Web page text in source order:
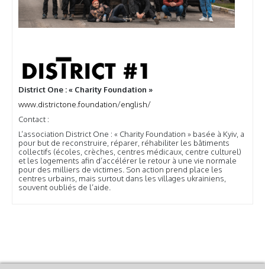
District One : « Charity Foundation »
www.districtone.foundation/english/
Contact :
L’association District One : « Charity Foundation » basée à Kyiv, a
pour but de reconstruire, réparer, réhabiliter les bâtiments
collectifs (écoles, crèches, centres médicaux, centre culturel)
et les logements afin d’accélérer le retour à une vie normale
pour des milliers de victimes. Son action prend place les
centres urbains, mais surtout dans les villages ukrainiens,
souvent oubliés de l’aide.